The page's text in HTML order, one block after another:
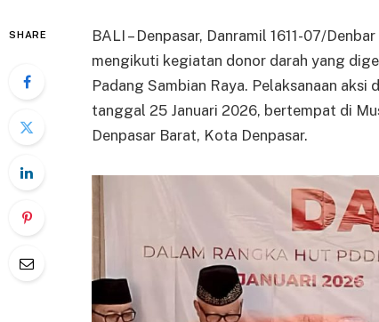
SHARE
BALI – Denpasar, Danramil 1611-07/
mengikuti kegiatan donor darah yang
Padang Sambian Raya. Pelaksanaan
tanggal 25 Januari 2026, bertempat di
Denpasar Barat, Kota Denpasar.